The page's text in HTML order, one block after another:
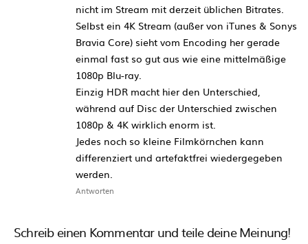
nicht im Stream mit derzeit üblichen Bitrates.
Selbst ein 4K Stream (außer von iTunes & Sonys
Bravia Core) sieht vom Encoding her gerade
einmal fast so gut aus wie eine mittelmäßige
1080p Blu-ray.
Einzig HDR macht hier den Unterschied,
während auf Disc der Unterschied zwischen
1080p & 4K wirklich enorm ist.
Jedes noch so kleine Filmkörnchen kann
differenziert und artefaktfrei wiedergegeben
werden.
Antworten
Schreib einen Kommentar und teile deine Meinung!